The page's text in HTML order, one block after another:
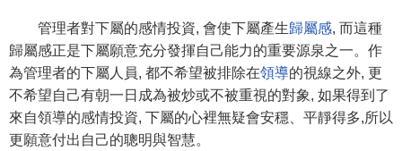
管理者對下屬的感情投資, 會使下屬產生歸屬感, 而這種
歸屬感正是下屬願意充分發揮自己能力的重要源泉之一。作
為管理者的下屬人員, 都不希望被排除在領導的視線之外, 更
不希望自己有朝一日成為被炒或不被重視的對象, 如果得到了
來自領導的感情投資, 下屬的心裡無疑會安穩、平靜得多,所以
更願意付出自己的聰明與智慧。